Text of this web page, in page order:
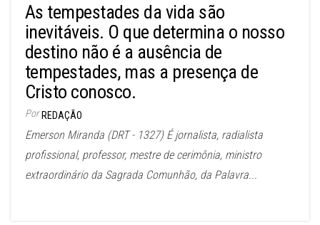
As tempestades da vida são
inevitáveis. O que determina o nosso
destino não é a ausência de
tempestades, mas a presença de
Cristo conosco.
Por REDAÇÃO
Emerson Miranda (DRT - 1327) É jornalista, radialista
profissional, professor, mestre de cerimônia, ministro
extraordinário da Sagrada Comunhão, da Palavra...